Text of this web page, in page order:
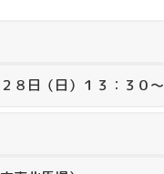
８日（日）１３：３０～